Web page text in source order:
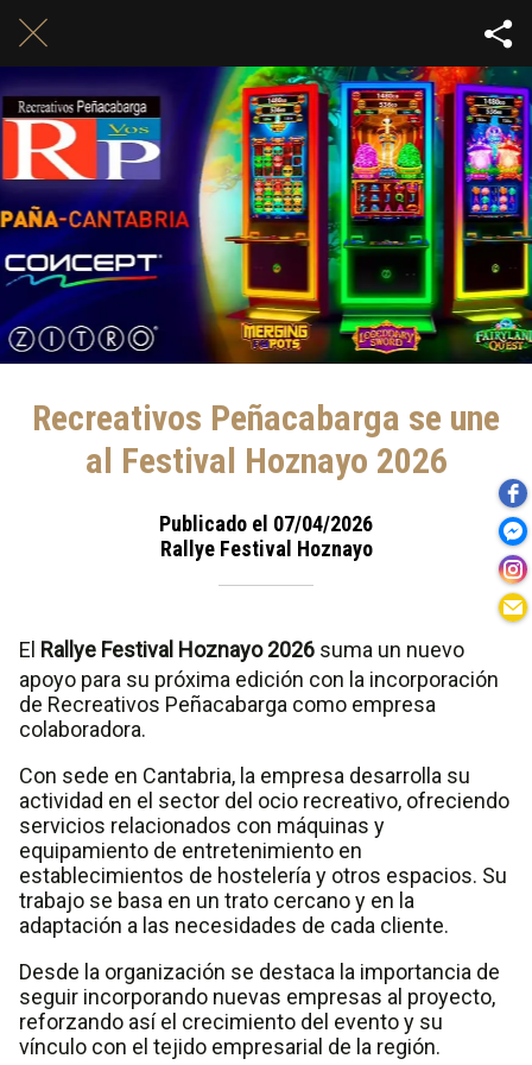
Recreativos Peñacabarga se une
al Festival Hoznayo 2026
Publicado el 07/04/2026
Rallye Festival Hoznayo
El Rallye Festival Hoznayo 2026 suma un nuevo
apoyo para su próxima edición con la incorporación
de Recreativos Peñacabarga como empresa
colaboradora.
Con sede en Cantabria, la empresa desarrolla su
actividad en el sector del ocio recreativo, ofreciendo
servicios relacionados con máquinas y
equipamiento de entretenimiento en
establecimientos de hostelería y otros espacios. Su
trabajo se basa en un trato cercano y en la
adaptación a las necesidades de cada cliente.
Desde la organización se destaca la importancia de
seguir incorporando nuevas empresas al proyecto,
reforzando así el crecimiento del evento y su
vínculo con el tejido empresarial de la región.